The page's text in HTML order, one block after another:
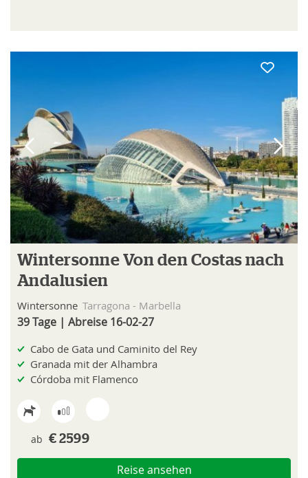
Wintersonne Von den Costas nach
Andalusien
Wintersonne Tarragona - Marbella
39 Tage | Abreise 16-02-27
Cabo de Gata und Caminito del Rey
Granada mit der Alhambra
Córdoba mit Flamenco
ab € 2599
Reise ansehen